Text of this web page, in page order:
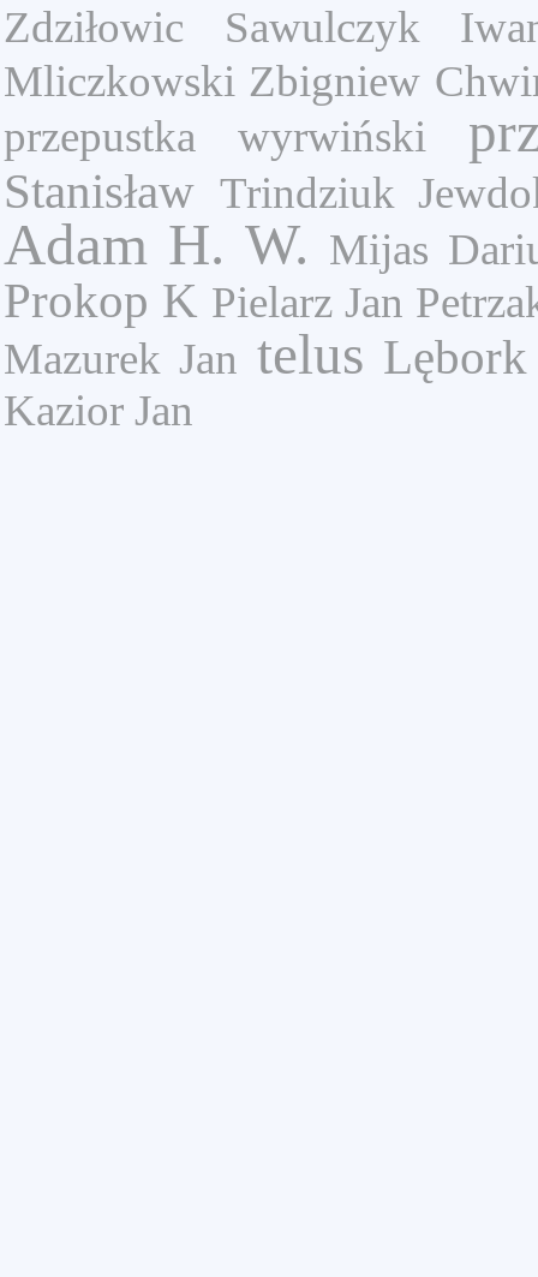
Zdziłowic
Sawulczyk
Mliczkowski Zbigniew
przepustka
wyrwiński
Stanisław Trindziuk
Adam H. W. Mijas
Prokop K Pielarz Jan
Mazurek Jan telus Lębork
Kazior Jan